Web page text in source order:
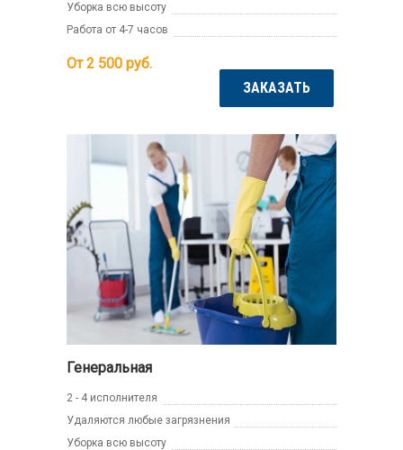
Уборка всю высоту
Работа от 4-7 часов
От 2 500 руб.
ЗАКАЗАТЬ
Генеральная
2 - 4 исполнителя
Удаляются любые загрязнения
Уборка всю высоту